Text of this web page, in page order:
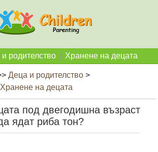
родителство Хранене на децата
Деца и родителство >
Хранене на децата
под двегодишна възраст
ядат риба тон?